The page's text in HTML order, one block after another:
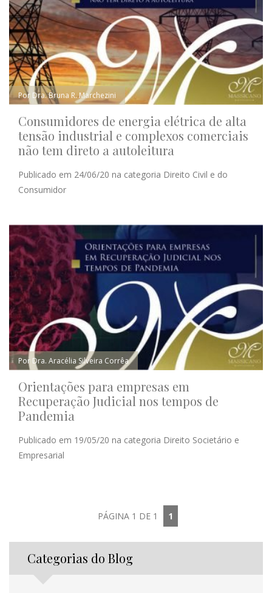
Por Dra. Bruna R. Marchezini
Consumidores de energia elétrica de alta
tensão industrial e complexos comerciais
não tem direto a autoleitura
Publicado em 24/06/20 na categoria Direito Civil e do
Consumidor
Por Dra. Aracélia Silveira Corrêa
Orientações para empresas em
Recuperação Judicial nos tempos de
Pandemia
Publicado em 19/05/20 na categoria Direito Societário e
Empresarial
PÁGINA 1 DE 1 1
Categorias do Blog